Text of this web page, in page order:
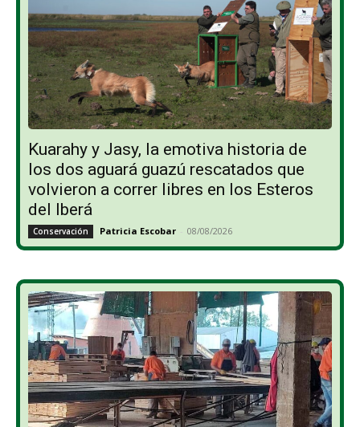
Kuarahy y Jasy, la emotiva historia de
los dos aguará guazú rescatados que
volvieron a correr libres en los Esteros
del Iberá
Conservación Patricia Escobar - 08/08/2026